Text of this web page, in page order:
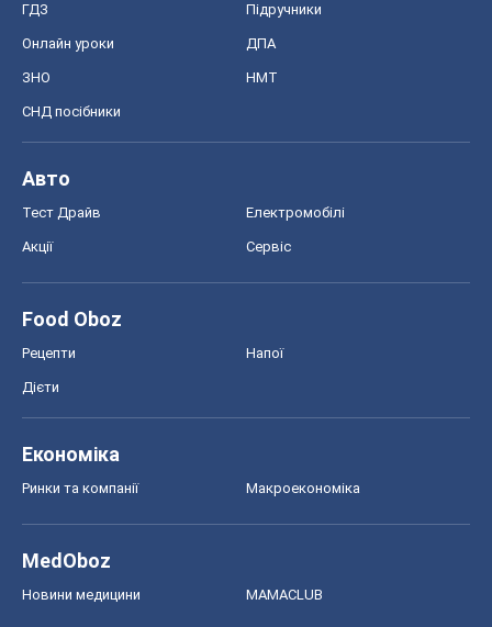
ГДЗ Підручники
Онлайн уроки ДПА
ЗНО НМТ
СНД посібники
Авто
Тест Драйв Електромобілі
Акції Сервіс
Food Oboz
Рецепти Напої
Дієти
Економіка
Ринки та компанії Макроекономіка
MedOboz
Новини медицини MAMACLUB